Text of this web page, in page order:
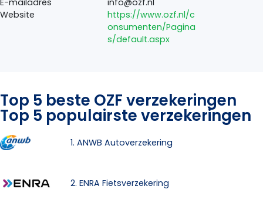
E-mailadres
info@ozf.nl
Website
https://www.ozf.nl/c
onsumenten/Pagina
s/default.aspx
Top 5 beste OZF verzekeringen
Top 5 populairste verzekeringen
1. ANWB Autoverzekering
2. ENRA Fietsverzekering